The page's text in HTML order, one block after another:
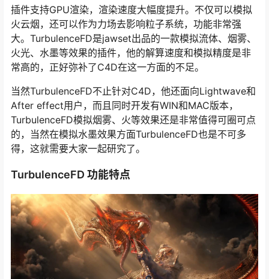
插件支持GPU渲染，渲染速度大幅度提升。不仅可以模拟
火云烟，还可以作为力场去影响粒子系统，功能非常强
大。TurbulenceFD是jawset出品的一款模拟流体、烟雾、
火光、水墨等效果的插件，他的解算速度和模拟精度是非
常高的，正好弥补了C4D在这一方面的不足。
当然TurbulenceFD不止针对C4D，他还面向Lightwave和
After effect用户，而且同时开发有WIN和MAC版本，
TurbulenceFD模拟烟雾、火等效果还是非常值得可圈可点
的，当然在模拟水墨效果方面TurbulenceFD也是不可多
得，这就需要大家一起研究了。
TurbulenceFD 功能特点